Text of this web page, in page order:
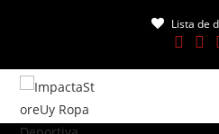
Lista de